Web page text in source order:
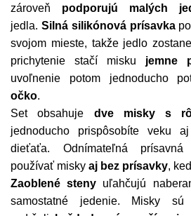
zároveň podporujú malých
jedla. Silná silikónová prísavka
svojom mieste, takže jedlo
prichytenie stačí misku jemne
uvoľnenie potom jednoducho
očko.
Set obsahuje dve misky s
jednoducho prispôsobíte veku
dieťaťa. Odnímateľná prísavná
používať misky aj bez prísavky,
Zaoblené steny uľahčujú
samostatné jedenie. Misky